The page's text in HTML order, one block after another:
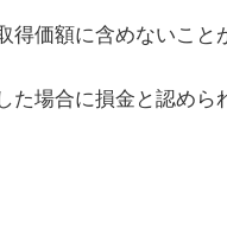
価額に含めないこと
場合に損金と認めら